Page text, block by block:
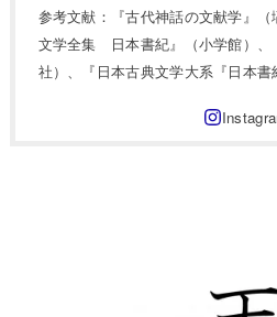
参考文献：『古代神話の文献学』
文学全集 日本書紀』（小学館）、
社）、『日本古典文学大系『日本